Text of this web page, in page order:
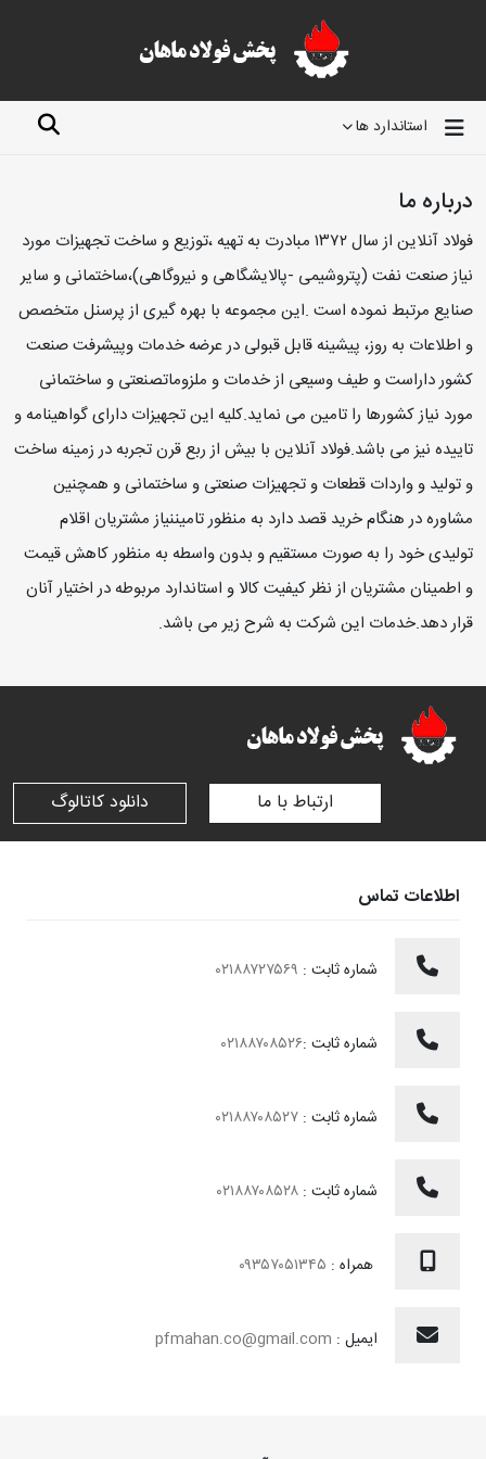
استاندارد ها
درباره ما
فولاد آنلاین از سال ۱۳۷۲ مبادرت به تهیه ،توزیع و ساخت تجهیزات مورد
نیاز صنعت نفت (پتروشیمی -پالایشگاهی و نیروگاهی)،ساختمانی و سایر
صنایع مرتبط نموده است .این مجموعه با بهره گیری از پرسنل متخصص
و اطلاعات به روز، پیشینه قابل قبولی در عرضه خدمات وپیشرفت صنعت
کشور داراست و طیف وسیعی از خدمات و ملزوماتصنعتی و ساختمانی
مورد نیاز کشورها را تامین می نماید.کلیه این تجهیزات دارای گواهینامه و
تاییده نیز می باشد.فولاد آنلاین با بیش از ربع قرن تجربه در زمینه ساخت
و تولید و واردات قطعات و تجهیزات صنعتی و ساختمانی و همچنین
مشاوره در هنگام خرید قصد دارد به منظور تامیننیاز مشتریان اقلام
تولیدی خود را به صورت مستقیم و بدون واسطه به منظور کاهش قیمت
و اطمینان مشتریان از نظر کیفیت کالا و استاندارد مربوطه در اختیار آنان
قرار دهد.خدمات این شرکت به شرح زیر می باشد.
ارتباط با ما دانلود کاتالوگ
اطلاعات تماس
شماره ثابت :
شماره ثابت :۰۲۱۸۸۷۰۸۵۲۶
شماره ثابت :
شماره ثابت :
همراه :
ایمیل : pfmahan.co@gmail.com